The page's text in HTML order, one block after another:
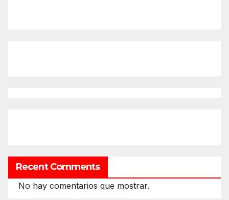
Recent Comments
No hay comentarios que mostrar.